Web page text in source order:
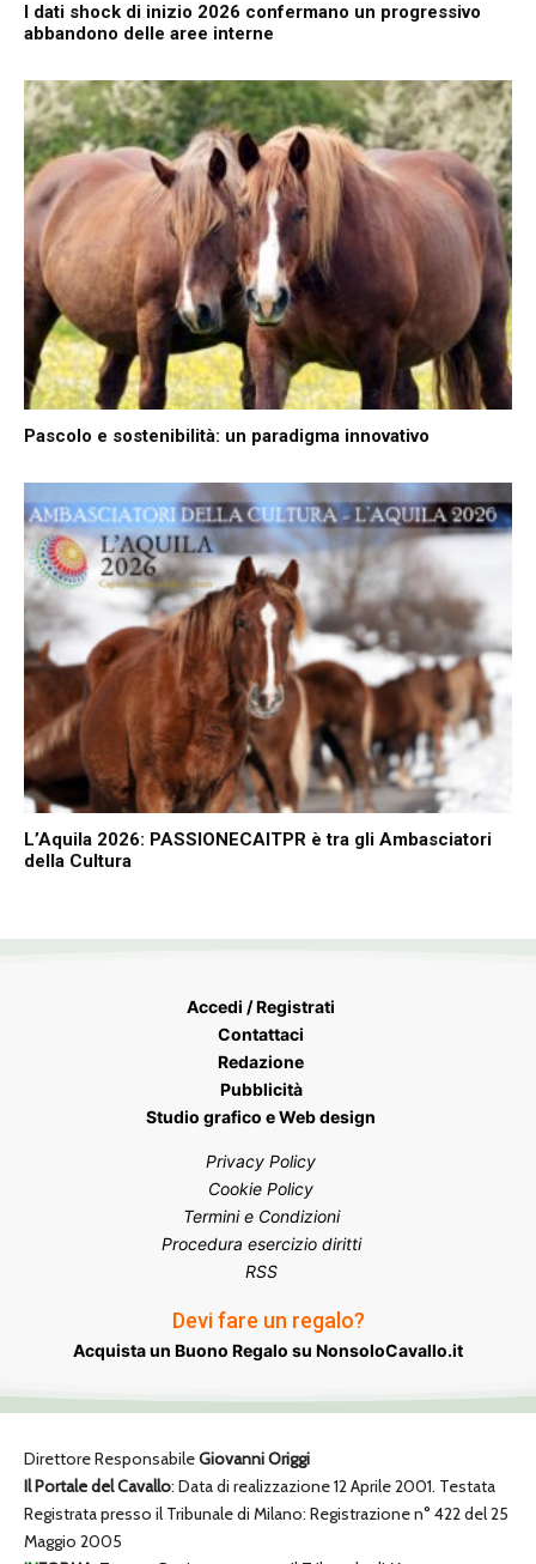
I dati shock di inizio 2026 confermano un progressivo
abbandono delle aree interne
Pascolo e sostenibilità: un paradigma innovativo
L’Aquila 2026: PASSIONECAITPR è tra gli Ambasciatori
della Cultura
Accedi / Registrati
Contattaci
Redazione
Pubblicità
Studio grafico e Web design
Privacy Policy
Cookie Policy
Termini e Condizioni
Procedura esercizio diritti
RSS
Devi fare un regalo?
Acquista un Buono Regalo su NonsoloCavallo.it
Direttore ResponsabileGiovanni Origgi
Il Portale del Cavallo: Data di realizzazione 12 Aprile 2001. Testata
Registrata presso il Tribunale di Milano: Registrazione n° 422 del 25
Maggio 2005